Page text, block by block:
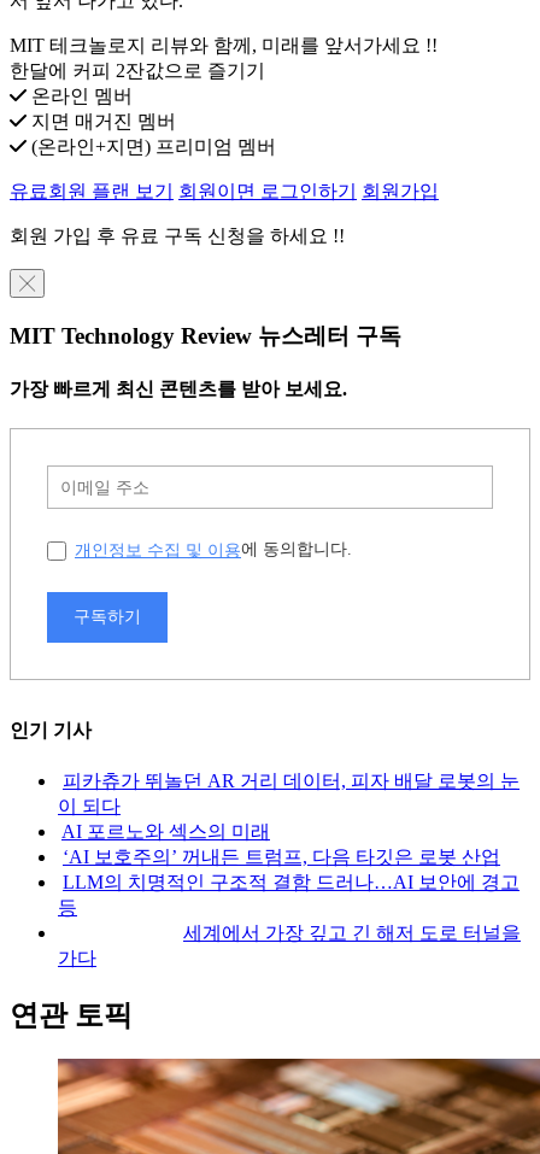
MIT 테크놀로지 리뷰와 함께, 미래를 앞서가세요 !!
한달에 커피 2잔값으로 즐기기
온라인 멤버
지면 매거진 멤버
(온라인+지면) 프리미엄 멤버
유료회원 플랜 보기 회원이면 로그인하기 회원가입
회원 가입 후 유료 구독 신청을 하세요 !!
╳
MIT Technology Review 뉴스레터 구독
가장 빠르게 최신 콘텐츠를 받아 보세요.
개인정보 수집 및 이용에 동의합니다.
구독하기
인기 기사
피카츄가 뛰놀던 AR 거리 데이터, 피자 배달 로봇의 눈
이 되다
AI 포르노와 섹스의 미래
‘AI 보호주의’ 꺼내든 트럼프, 다음 타깃은 로봇 산업
LLM의 치명적인 구조적 결함 드러나…AI 보안에 경고
등
세계에서 가장 깊고 긴 해저 도로 터널을
가다
연관 토픽